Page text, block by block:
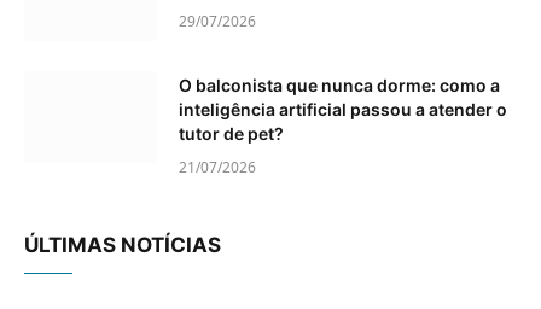
29/07/2026
O balconista que nunca dorme: como a
inteligência artificial passou a atender o
tutor de pet?
21/07/2026
ÚLTIMAS NOTÍCIAS